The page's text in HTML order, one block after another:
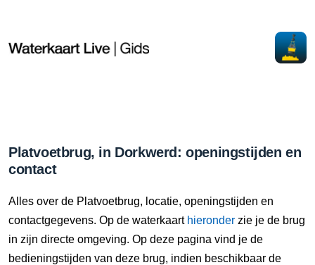
Platvoetbrug, in Dorkwerd: openingstijden en
contact
Alles over de Platvoetbrug, locatie, openingstijden en
contactgegevens. Op de waterkaart hieronder zie je de brug
in zijn directe omgeving. Op deze pagina vind je de
bedieningstijden van deze brug, indien beschikbaar de